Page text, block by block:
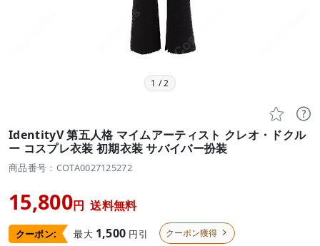
1 /2
 
IdentityV 第五人格 マイムアーティスト クレオ・ドクル
ー コスプレ衣装 初期衣装 サバイバー扮装
商品番号：COTA0027125272
15,800円 送料無料
クーポン: 最大 1,500 円引 クーポン獲得 